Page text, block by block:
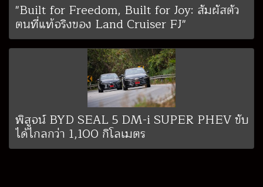
"Built for Freedom, Built for Joy: สัมผัสตัว
ตนที่แท้จริงของ Land Cruiser FJ"
พิสูจน์ BYD SEAL 5 DM-i SUPER PHEV ขับ
ได้ไกลกว่า 1,100 กิโลเมตร